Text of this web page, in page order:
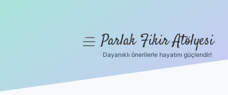
menüyüParlak Fikir Atölyesi
Dayanıklı önerilerle hayatını güçlendir!